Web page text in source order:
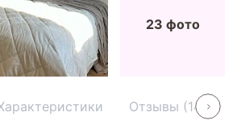
23 фото
Отзывы (14)